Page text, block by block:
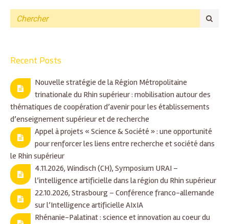
Recent Posts
Nouvelle stratégie de la Région Métropolitaine
trinationale du Rhin supérieur : mobilisation autour des
thématiques de coopération d’avenir pour les établissements
d’enseignement supérieur et de recherche
Appel à projets « Science & Société » : une opportunité
pour renforcer les liens entre recherche et société dans
le Rhin supérieur
4.11.2026, Windisch (CH), Symposium URAI –
l’intelligence artificielle dans la région du Rhin supérieur
22.10.2026, Strasbourg – Conférence franco-allemande
sur l’Intelligence artificielle AIxIA
Rhénanie-Palatinat : science et innovation au coeur du